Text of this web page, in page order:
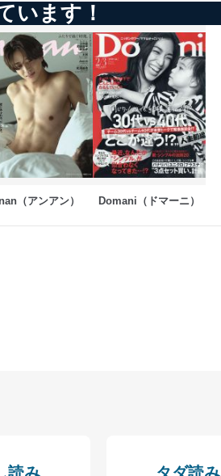
テムを継続的に改善し、常に最良
ては以下までご連絡ください。
います！
（アンアン） Domani（ドマーニ）